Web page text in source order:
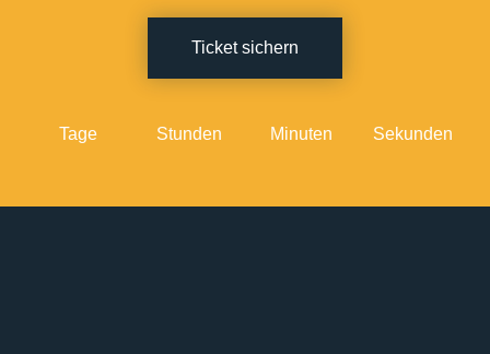
Ticket sichern
Tage Stunden Minuten Sekunden